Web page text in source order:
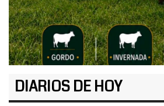
DIARIOS DE HOY